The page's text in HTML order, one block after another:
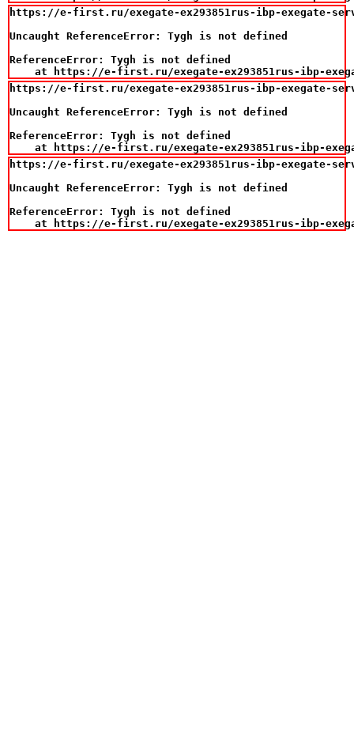
https://e-first.ru/exegate-ex293851rus-ibp-exegate-
Uncaught ReferenceError: Tygh is not defined
ReferenceError: Tygh is not defined
at https://e-first.ru/exegate-ex293851rus-ibp-
https://e-first.ru/exegate-ex293851rus-ibp-exegate-
Uncaught ReferenceError: Tygh is not defined
ReferenceError: Tygh is not defined
at https://e-first.ru/exegate-ex293851rus-ibp-
https://e-first.ru/exegate-ex293851rus-ibp-exegate-
Uncaught ReferenceError: Tygh is not defined
ReferenceError: Tygh is not defined
at https://e-first.ru/exegate-ex293851rus-ibp-